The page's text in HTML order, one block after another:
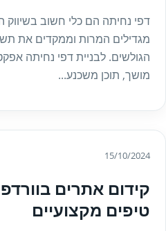
דפי נחיתה הם כלי חשוב בשיווק
מגדילים המרות וממקדים את
הגולשים. לבניית דפי נחיתה
מושך, תוכן משכנע...
15/10/2024
קידום אתרים
טיפים מקצועיים